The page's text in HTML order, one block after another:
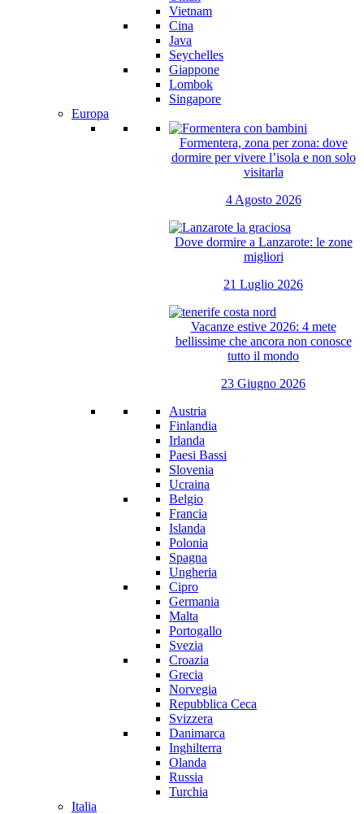
Vietnam
Cina
Java
Seychelles
Giappone
Lombok
Singapore
Europa
Formentera, zona per zona: dove
dormire per vivere l’isola e non solo
visitarla
4 Agosto 2026
Dove dormire a Lanzarote: le zone
migliori
21 Luglio 2026
Vacanze estive 2026: 4 mete
bellissime che ancora non conosce
tutto il mondo
23 Giugno 2026
Austria
Finlandia
Irlanda
Paesi Bassi
Slovenia
Ucraina
Belgio
Francia
Islanda
Polonia
Spagna
Ungheria
Cipro
Germania
Malta
Portogallo
Svezia
Croazia
Grecia
Norvegia
Repubblica Ceca
Svizzera
Danimarca
Inghilterra
Olanda
Russia
Turchia
Italia